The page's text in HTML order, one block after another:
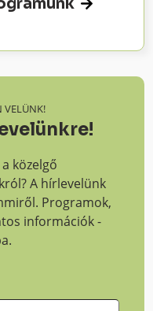
VELÜNK!
közelgő
A hírlevelünk
Programok,
információk -